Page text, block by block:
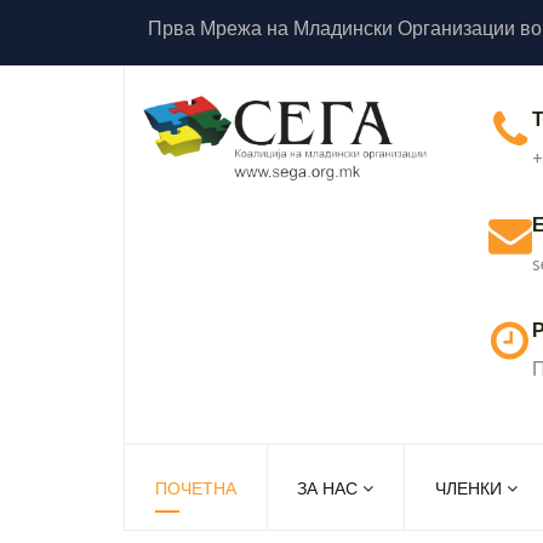
Прва Мрежа на Младински Организации
ПОЧЕТНА ЗА НАС ЧЛЕНКИ